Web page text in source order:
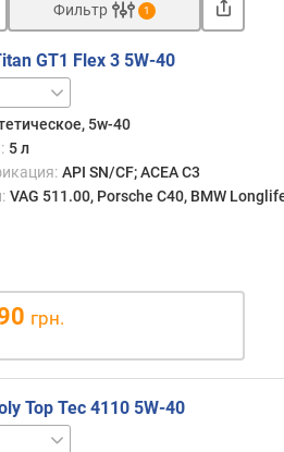
Фильтр 1
GT1 Flex 3 5W-40
5w-40
5 л
API SN/CF; ACEA C3
VAG 511.00, Porsche C40, BMW
грн.
Top Tec 4110 5W-40